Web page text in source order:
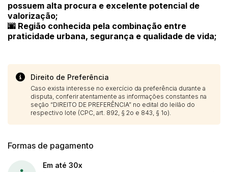
possuem alta procura e excelente potencial de
valorização;
🌆 Região conhecida pela combinação entre
praticidade urbana, segurança e qualidade de vida;
Direito de Preferência
Caso exista interesse no exercício da preferência durante a
disputa, conferir atentamente as informações constantes na
seção “DIREITO DE PREFERÊNCIA” no edital do leilão do
respectivo lote (CPC, art. 892, § 2o e 843, § 1o).
Formas de pagamento
Em até 30x